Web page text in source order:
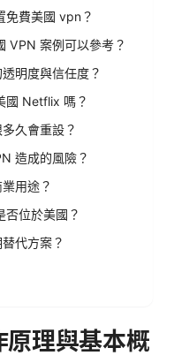
免費美國 vpn？
VPN 案例可以參考？
明度與信任度？
國 Netflix 嗎？
久會重設？
造成的風險？
用途？
否位於美國？
代方案？
理與基本概